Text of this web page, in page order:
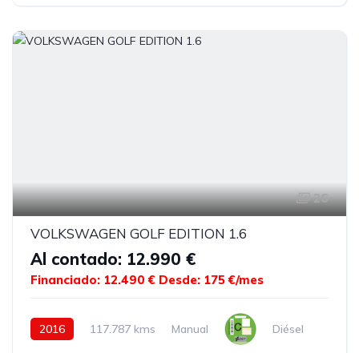
26
VOLKSWAGEN GOLF EDITION 1.6
Al contado: 12.990 €
Financiado: 12.490 € Desde: 175 €/mes
2016 117.787 kms Manual Diésel